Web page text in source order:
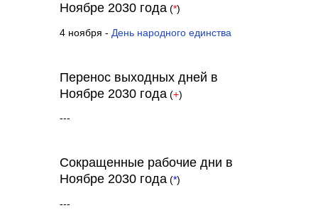
Ноябре 2030 года (*)
4 ноября - День народного единства
Перенос выходных дней в
Ноябре 2030 года (+)
---
Сокращенные рабочие дни в
Ноябре 2030 года (*)
---